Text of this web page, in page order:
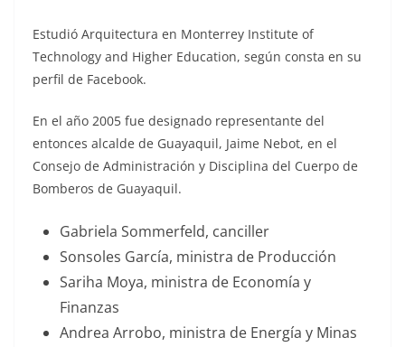
Estudió Arquitectura en Monterrey Institute of
Technology and Higher Education, según consta en su
perfil de Facebook.
En el año 2005 fue designado representante del
entonces alcalde de Guayaquil, Jaime Nebot, en el
Consejo de Administración y Disciplina del Cuerpo de
Bomberos de Guayaquil.
Gabriela Sommerfeld, canciller
Sonsoles García, ministra de Producción
Sariha Moya, ministra de Economía y
Finanzas
Andrea Arrobo, ministra de Energía y Minas